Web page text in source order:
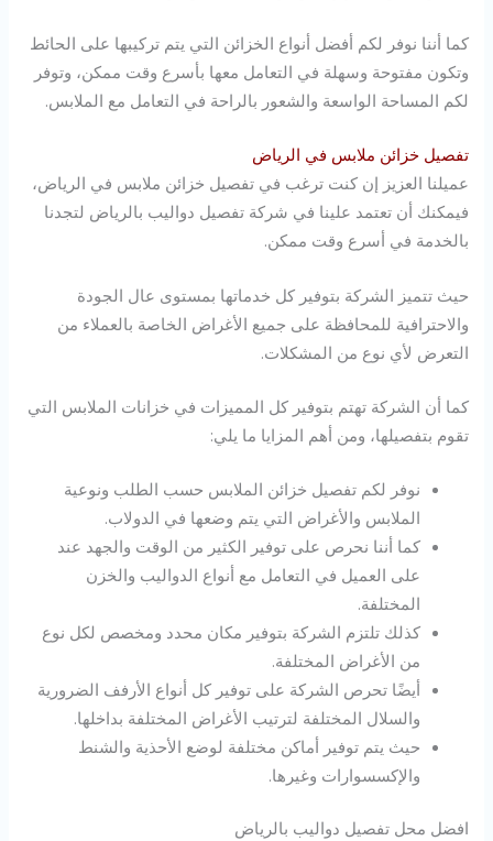
كما أننا نوفر لكم أفضل أنواع الخزائن التي يتم تركيبها على الحائط
وتكون مفتوحة وسهلة في التعامل معها بأسرع وقت ممكن، وتوفر
لكم المساحة الواسعة والشعور بالراحة في التعامل مع الملابس.
تفصيل خزائن ملابس في الرياض
عميلنا العزيز إن كنت ترغب في تفصيل خزائن ملابس في الرياض،
فيمكنك أن تعتمد علينا في شركة تفصيل دواليب بالرياض لتجدنا
بالخدمة في أسرع وقت ممكن.
حيث تتميز الشركة بتوفير كل خدماتها بمستوى عال الجودة
والاحترافية للمحافظة على جميع الأغراض الخاصة بالعملاء من
التعرض لأي نوع من المشكلات.
كما أن الشركة تهتم بتوفير كل المميزات في خزانات الملابس التي
تقوم بتفصيلها، ومن أهم المزايا ما يلي:
نوفر لكم تفصيل خزائن الملابس حسب الطلب ونوعية
الملابس والأغراض التي يتم وضعها في الدولاب.
كما أننا نحرص على توفير الكثير من الوقت والجهد عند
على العميل في التعامل مع أنواع الدواليب والخزن
المختلفة.
كذلك تلتزم الشركة بتوفير مكان محدد ومخصص لكل نوع
من الأغراض المختلفة.
أيضًا تحرص الشركة على توفير كل أنواع الأرفف الضرورية
والسلال المختلفة لترتيب الأغراض المختلفة بداخلها.
حيث يتم توفير أماكن مختلفة لوضع الأحذية والشنط
والإكسسوارات وغيرها.
افضل محل تفصيل دواليب بالرياض